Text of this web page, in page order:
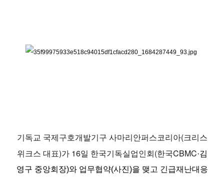
기독교 국제구호개발기구 사마리안퍼스코리아(크리스
위크스 대표)가 16일 한국기독실업인회(한국CBMC·김
영구 중앙회장)와 업무협약(사진)을 맺고 긴급재난대응